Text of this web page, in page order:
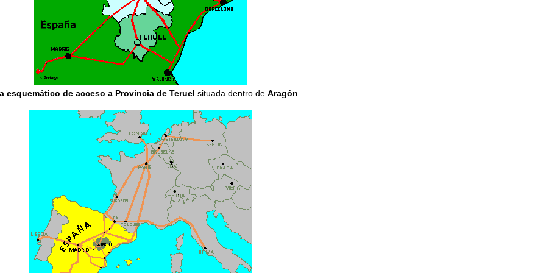
esquemático de acceso a Provincia de Teruel situada dentro de Aragón